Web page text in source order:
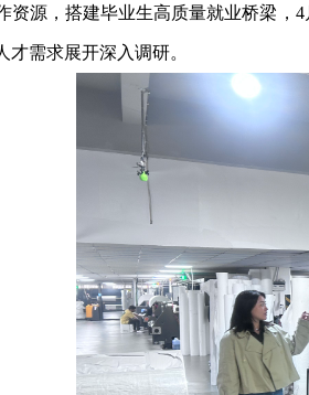
，搭建毕业生高质量就业桥梁，4
需求展开深入调研。